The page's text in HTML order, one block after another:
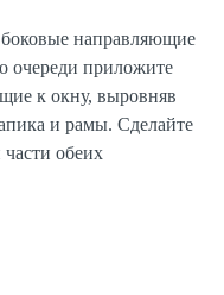
боковые направляющие
очереди приложите
к окну, выровняв
и рамы. Сделайте
обеих